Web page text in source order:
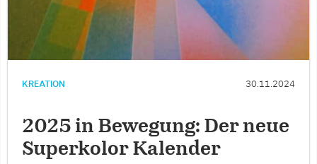
KREATION 30.11.2024
2025 in Bewegung: Der neue
Superkolor Kalender